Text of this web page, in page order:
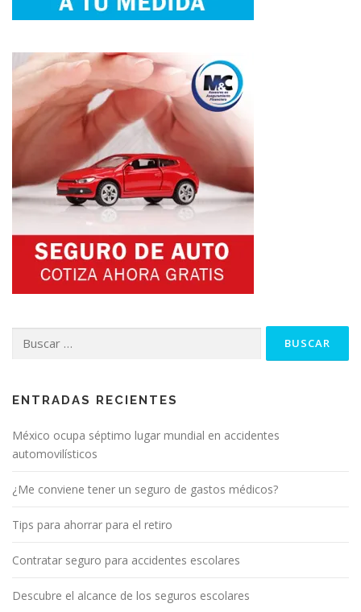
ENTRADAS RECIENTES
México ocupa séptimo lugar mundial en accidentes
automovilísticos
¿Me conviene tener un seguro de gastos médicos?
Tips para ahorrar para el retiro
Contratar seguro para accidentes escolares
Descubre el alcance de los seguros escolares